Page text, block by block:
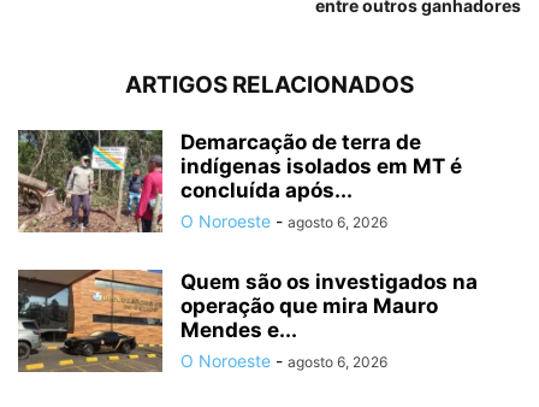
entre outros ganhadores
ARTIGOS RELACIONADOS
Demarcação de terra de
indígenas isolados em MT é
concluída após...
O Noroeste - agosto 6, 2026
Quem são os investigados na
operação que mira Mauro
Mendes e...
O Noroeste - agosto 6, 2026